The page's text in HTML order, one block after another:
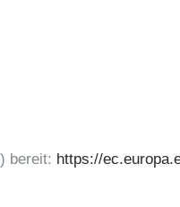
bereit: https://